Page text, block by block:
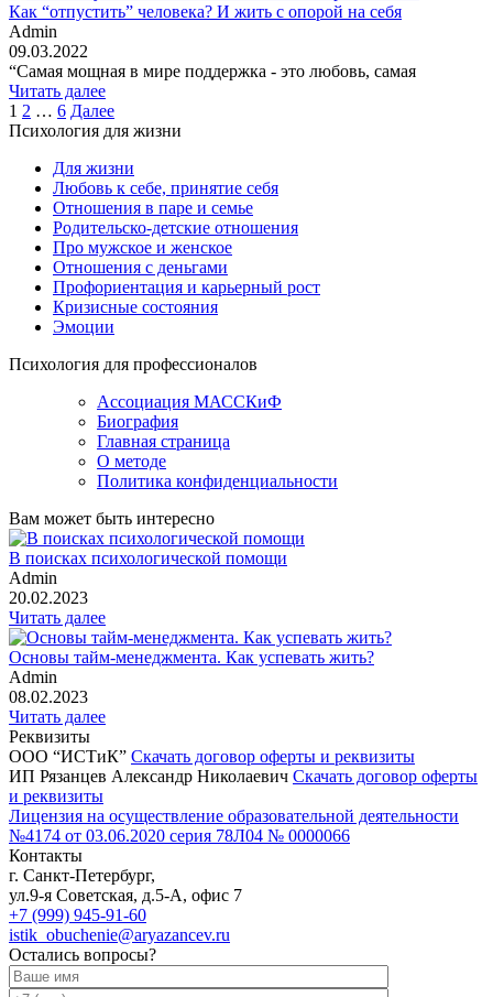
Как “отпустить” человека? И жить с опорой на себя
Admin
09.03.2022
“Самая мощная в мире поддержка - это любовь, самая
Читать далее
Пагинация
записей
1 2 … 6 Далее
Психология для жизни
Для жизни
Любовь к себе, принятие себя
Отношения в паре и семье
Родительско-детские отношения
Про мужское и женское
Отношения с деньгами
Профориентация и карьерный рост
Кризисные состояния
Эмоции
Психология для профессионалов
Ассоциация МАССКиФ
Биография
Главная страница
О методе
Политика конфиденциальности
Вам может быть интересно
В поисках психологической помощи
Admin
20.02.2023
Читать далее
Основы тайм-менеджмента. Как успевать жить?
Admin
08.02.2023
Читать далее
Реквизиты
ООО “ИСТиК” Скачать договор оферты и реквизиты
ИП Рязанцев Александр Николаевич Скачать договор оферты
и реквизиты
Лицензия на осуществление образовательной деятельности
№4174 от 03.06.2020 серия 78Л04 № 0000066
Контакты
г. Санкт-Петербург,
ул.9-я Советская, д.5-А, офис 7
+7 (999) 945-91-60
istik_obuchenie@aryazancev.ru
Остались вопросы?